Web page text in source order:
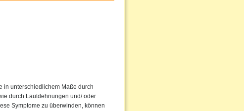
in unterschiedlichem Maße durch
durch Lautdehnungen und/ oder
Symptome zu überwinden, können